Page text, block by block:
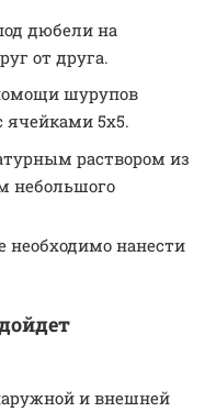
дюбели на
от друга.
шурупов
ячейками 5х5.
раствором из
небольшого
нанести
и внешней